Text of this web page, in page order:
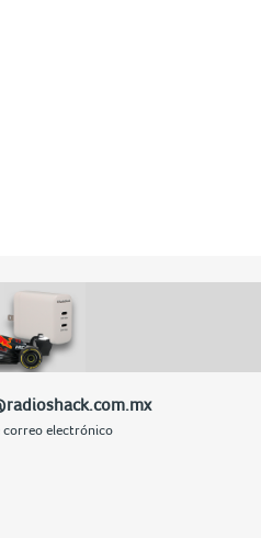
correo electrónico